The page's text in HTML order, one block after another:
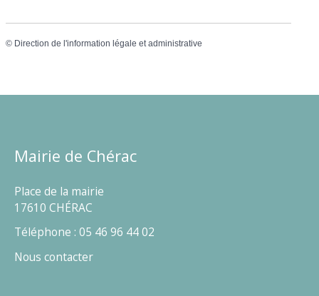
© Direction de l'information légale et administrative
Mairie de Chérac
Place de la mairie
17610 CHÉRAC
Téléphone : 05 46 96 44 02
Nous contacter